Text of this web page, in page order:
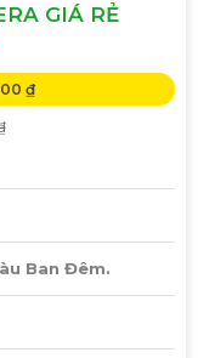
GIÁ RẺ
₫
Ban Đêm.